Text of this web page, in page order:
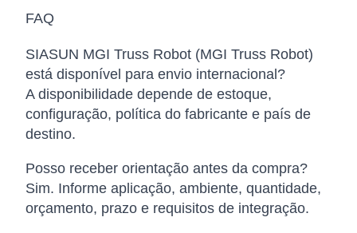
FAQ
SIASUN MGI Truss Robot (MGI Truss Robot)
está disponível para envio internacional?
A disponibilidade depende de estoque,
configuração, política do fabricante e país de
destino.
Posso receber orientação antes da compra?
Sim. Informe aplicação, ambiente, quantidade,
orçamento, prazo e requisitos de integração.